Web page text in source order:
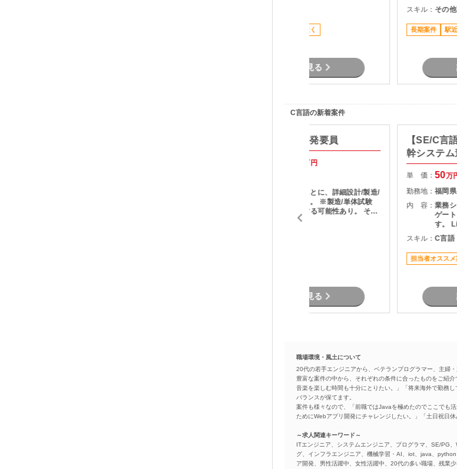
駅近く
詳細を見る
スト
項の
ード
の調
スキル： その
長期案件 駅
C言語の新着案件
ERPパッケージ開発要員
万円
基本設計書をもとに、詳細設計/製造/
単体試験を行う。 ※製造/単体試験
は、AIが実施する可能性あり。 その
場合、AIに読み込ませる詳細設計書
詳細を見る
【SE/C言
幹システ
単 価：50万
勤務地：福岡県
内 容：業務
ゲー
す。 Linux環境での開発となり、設
計・
の安
だきます。 長期案
えて
スキル：C言語
担当者オスス
職場環境・風土について
20代の若手エンジニアから、ベテランプログラマー、主婦・
豊富な案件の中から、それぞれの条件に合ったものをご紹
音楽を楽しむ時間も十分にとりたい。」「将来海外で勤務
バランスが保てます。
案件も様々なので、「前職ではJavaを極めたのでここでも
ためにWebアプリ開発にチャレンジしたい。」「土日祝日
～求人関連キーワード～
ITエンジニア、システムエンジニア、プログラマ、SE/PG
グ、インフラエンジニア、機械学習・AI、iot、java、
ア開発、男性活躍中、女性活躍中、20代の多い職場、残業